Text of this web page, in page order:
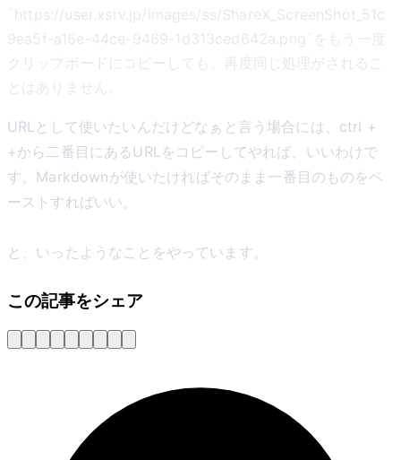
`https://user.xsrv.jp/images/ss/ShareX_ScreenShot_51c
9ea5f-a16e-44ce-9469-1d313ced642a.png`をもう一度
クリップボードにコピーしても、再度同じ処理がされるこ
とはありません。
URLとして使いたいんだけどなぁと言う場合には、ctrl +
+から二番目にあるURLをコピーしてやれば、いいわけで
す。Markdownが使いたければそのまま一番目のものをペ
ーストすればいい。
と、いったようなことをやっています。
この記事をシェア